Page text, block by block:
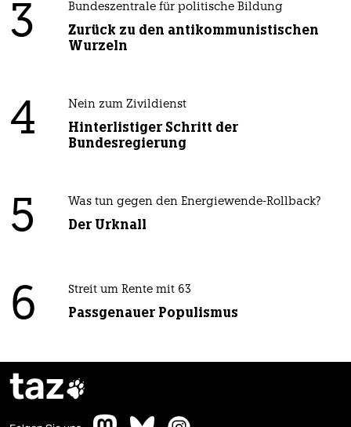
3 Bundeszentrale für politische Bildung
Zurück zu den antikommunistischen
Wurzeln
4 Nein zum Zivildienst
Hinterlistiger Schritt der
Bundesregierung
5 Was tun gegen den Energiewende-Rollback?
Der Urknall
6 Streit um Rente mit 63
Passgenauer Populismus
taz